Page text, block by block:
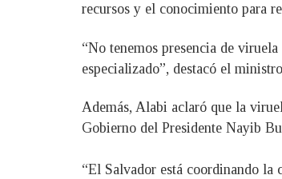
recursos y el conocimiento para
“No tenemos presencia de
especializado”, destacó el
Además, Alabi aclaró que la
Gobierno del Presidente Nayib
“El Salvador está coordinando